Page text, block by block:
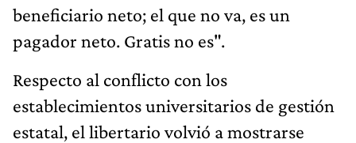
beneficiario neto; el que no va, es un
pagador neto. Gratis no es".
Respecto al conflicto con los
establecimientos universitarios de gestión
estatal, el libertario volvió a mostrarse